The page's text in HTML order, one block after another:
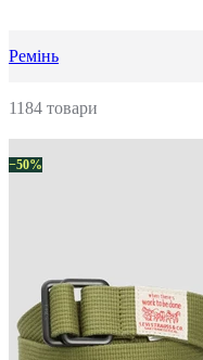
Ремінь
1184 товари
−50%